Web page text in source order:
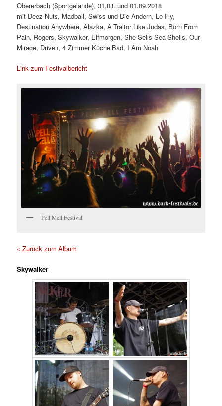
Obererbach (Sportgelände), 31.08. und 01.09.2018
mit Deez Nuts, Madball, Swiss und Die Andern, Le Fly,
Destination Anywhere, Alazka, A Traitor Like Judas, Born From
Pain, Rogers, Skywalker, Elfmorgen, She Sells Sea Shells, Our
Mirage, Driven, 4 Zimmer Küche Bad, I Am Noah
Link zum Festivalbericht
Pell Mell Festival
« Zurück zum Album
Skywalker